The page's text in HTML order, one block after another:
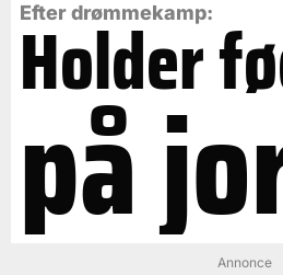
Efter drømmekamp:
Holder
på Annonce